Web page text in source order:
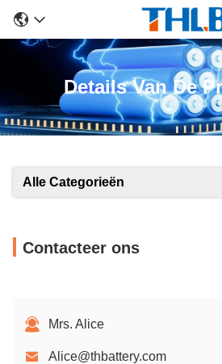
Details Van De
Alle Categorieën
Contacteer ons
Mrs. Alice
Alice@thbattery.com